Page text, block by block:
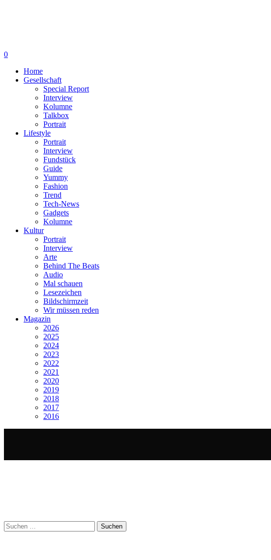
0
Home
Gesellschaft
Special Report
Interview
Kolumne
Talkbox
Portrait
Lifestyle
Portrait
Interview
Fundstück
Guide
Yummy
Fashion
Trend
Tech-News
Gadgets
Kolumne
Kultur
Portrait
Interview
Arte
Behind The Beats
Audio
Mal schauen
Lesezeichen
Bildschirmzeit
Wir müssen reden
Magazin
2026
2025
2024
2023
2022
2021
2020
2019
2018
2017
2016
Suchen
nach: